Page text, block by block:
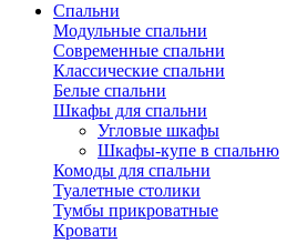
Спальни
Модульные спальни
Современные спальни
Классические спальни
Белые спальни
Шкафы для спальни
Угловые шкафы
Шкафы-купе в спальню
Комоды для спальни
Туалетные столики
Тумбы прикроватные
Кровати